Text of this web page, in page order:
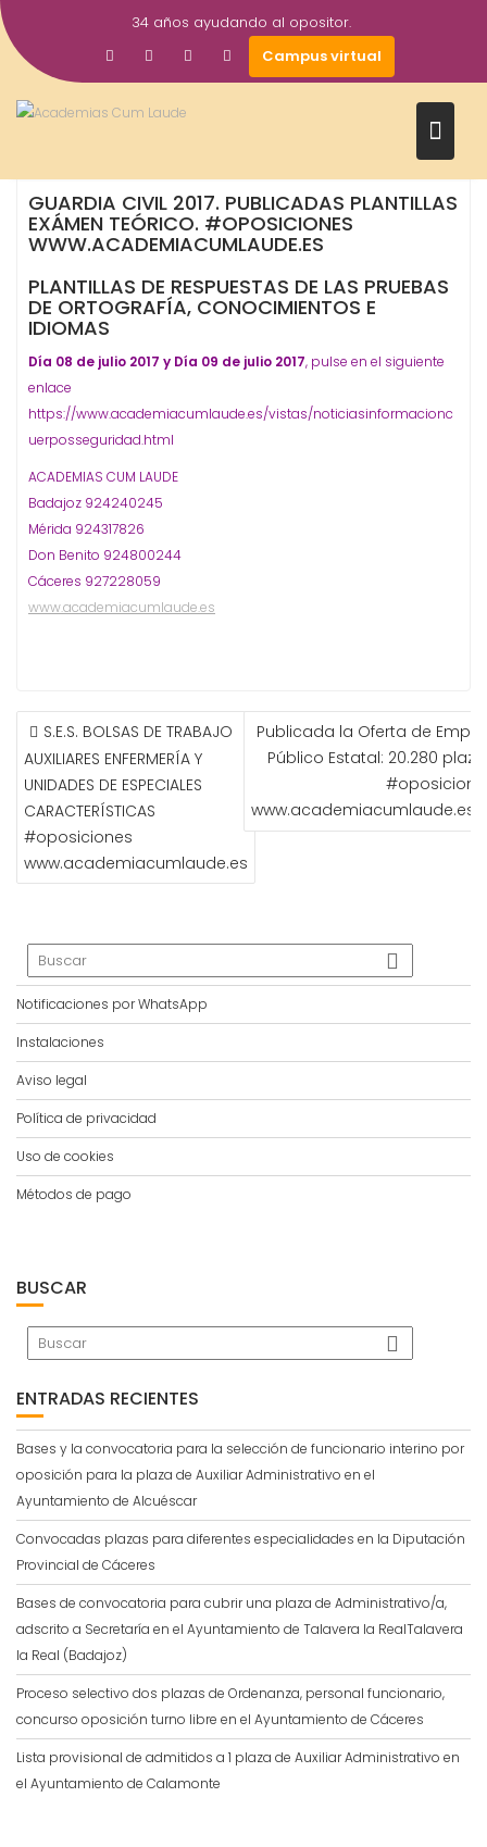
Saltar
al
contenido
34 años ayudando al opositor.
Campus virtual
Jul
2017
academiacumlaudeoposiciones Prensa
Oposiciones
GUARDIA CIVIL 2017. PUBLICADAS PLANTILLAS
EXÁMEN TEÓRICO. #OPOSICIONES
WWW.ACADEMIACUMLAUDE.ES
PLANTILLAS DE RESPUESTAS DE LAS PRUEBAS
DE ORTOGRAFÍA, CONOCIMIENTOS E
IDIOMAS
Día 08 de julio 2017 y Día 09 de julio 2017, pulse en el siguiente
enlace
https://www.academiacumlaude.es/vistas/noticiasinformacionc
uerposseguridad.html
ACADEMIAS CUM LAUDE
Badajoz 924240245
Mérida 924317826
Don Benito 924800244
Cáceres 927228059
www.academiacumlaude.es
NAVEGACIÓN
DE
ENTRADAS
S.E.S. BOLSAS DE TRABAJO
AUXILIARES ENFERMERÍA Y
UNIDADES DE ESPECIALES
CARACTERÍSTICAS
#oposiciones
www.academiacumlaude.es
Publicada la Oferta de
Público Estatal: 20.280
www.academiacumlaude.es
Notificaciones por WhatsApp
Instalaciones
Aviso legal
Política de privacidad
Uso de cookies
Métodos de pago
BUSCAR
ENTRADAS RECIENTES
Bases y la convocatoria para la selección de funcionario interino por
oposición para la plaza de Auxiliar Administrativo en el
Ayuntamiento de Alcuéscar
Convocadas plazas para diferentes especialidades en la Diputación
Provincial de Cáceres
Bases de convocatoria para cubrir una plaza de Administrativo/a,
adscrito a Secretaría en el Ayuntamiento de Talavera la RealTalavera
la Real (Badajoz)
Proceso selectivo dos plazas de Ordenanza, personal funcionario,
concurso oposición turno libre en el Ayuntamiento de Cáceres
Lista provisional de admitidos a 1 plaza de Auxiliar Administrativo en
el Ayuntamiento de Calamonte